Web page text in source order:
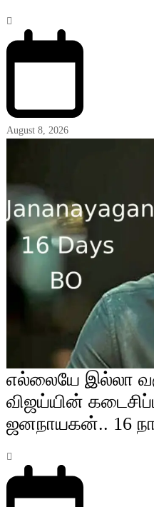
August 8, 2026
எல்லையே இல்லா
விஜய்யின்
ஜனநாயகன்.. 16